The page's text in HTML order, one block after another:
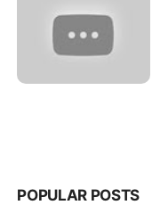
POPULAR POSTS